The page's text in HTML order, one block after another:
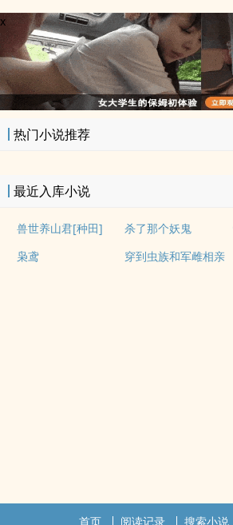
x
热门小说推荐
最近入库小说
兽世养山君[种田] 杀了那个妖鬼
枭鸢 穿到虫族和军雌相亲
首页 阅读记录 搜索小说